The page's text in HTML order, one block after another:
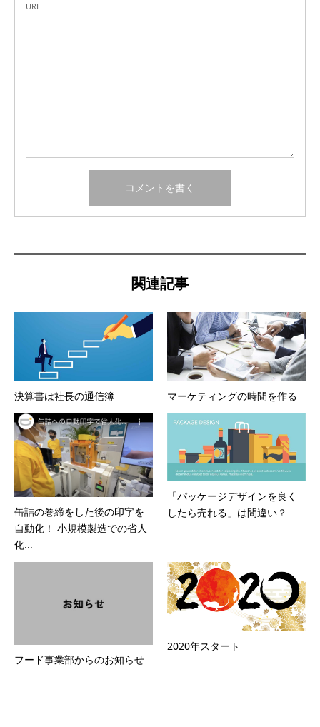
URL
関連記事
決算書は社長の通信簿 マーケティングの時間を作る
缶詰の巻締をした後の印字を
自動化！ 小規模製造での省人
化...
「パッケージデザインを良く
したら売れる」は間違い？
フード事業部からのお知らせ
2020年スタート